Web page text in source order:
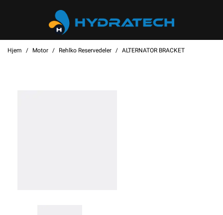
Hjem Motor Rehlko Reservedeler ALTERNATOR BRACKET